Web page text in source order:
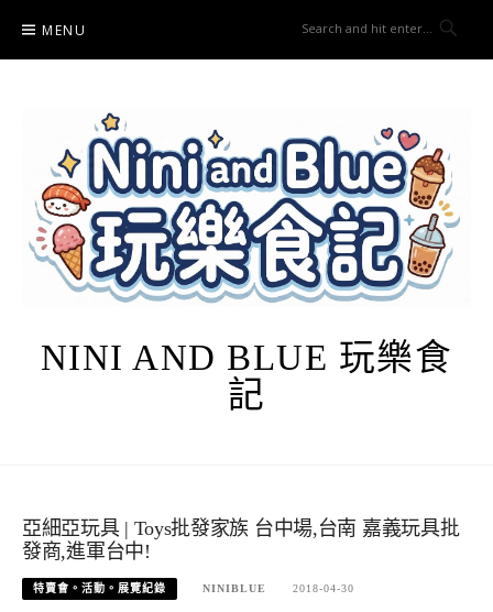
content
MENU
NINI AND BLUE 玩樂食
記
亞細亞玩具 | Toys批發家族 台中場,台南 嘉義玩具批
發商,進軍台中!
特賣會。活動。展覽紀錄 NINIBLUE 2018-04-30